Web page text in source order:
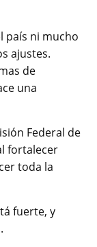
país ni mucho
ajustes.
de
una
Federal de
fortalecer
toda la
fuerte, y